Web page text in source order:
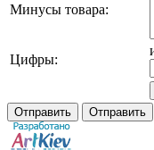
Минусы товара:
Цифры: